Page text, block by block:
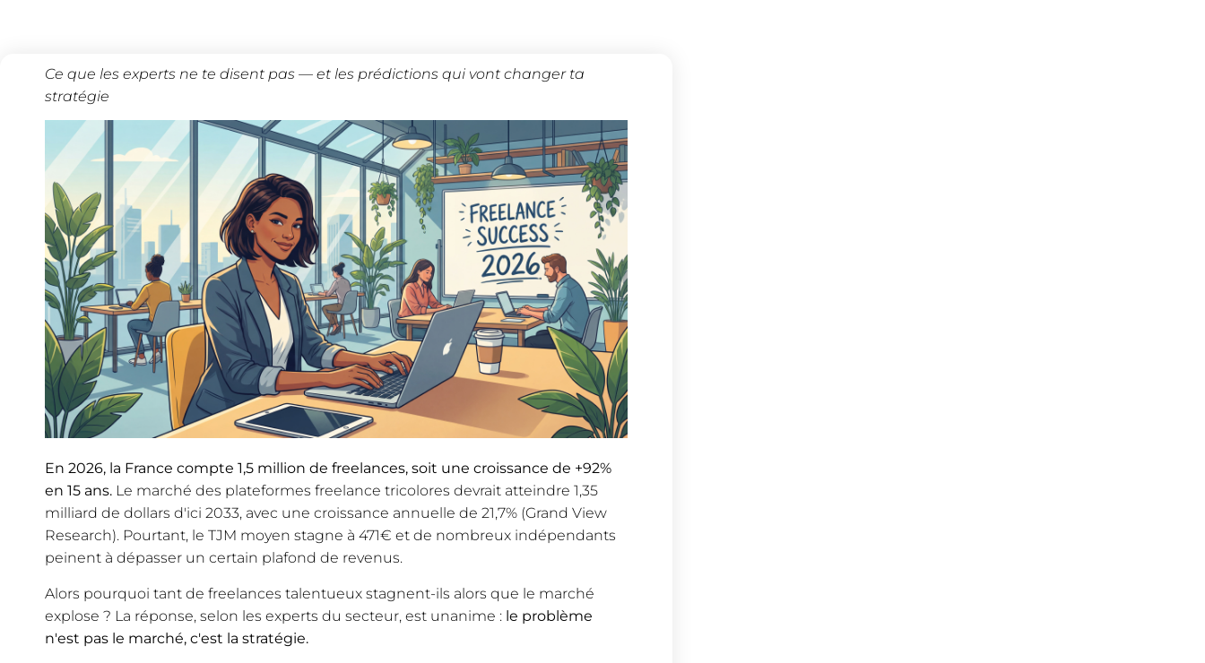
Ce que les experts ne te disent pas — et les prédictions qui vont changer ta
stratégie
En 2026, la France compte 1,5 million de freelances, soit une croissance de +92%
en 15 ans. Le marché des plateformes freelance tricolores devrait atteindre 1,35
milliard de dollars d'ici 2033, avec une croissance annuelle de 21,7% (Grand View
Research). Pourtant, le TJM moyen stagne à 471€ et de nombreux indépendants
peinent à dépasser un certain plafond de revenus.
Alors pourquoi tant de freelances talentueux stagnent-ils alors que le marché
explose ? La réponse, selon les experts du secteur, est unanime : le problème
n'est pas le marché, c'est la stratégie.